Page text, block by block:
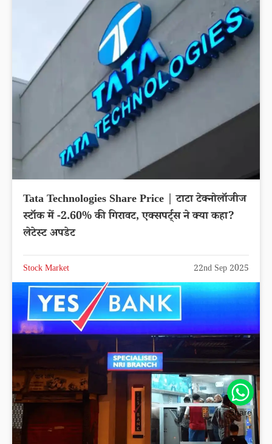
Tata Technologies Share Price | टाटा टेक्नोलॉजीज
स्टॉक में -2.60% की गिरावट, एक्सपर्ट्स ने क्या कहा?
लेटेस्ट अपडेट
Stock Market 22nd Sep 2025
Share